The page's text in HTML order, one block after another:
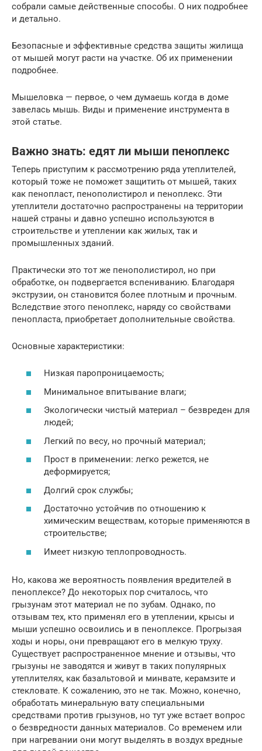
собрали самые действенные способы. О них подробнее
и детально.
Безопасные и эффективные средства защиты жилища
от мышей могут расти на участке. Об их применении
подробнее.
Мышеловка — первое, о чем думаешь когда в доме
завелась мышь. Виды и применение инструмента в
этой статье.
Важно знать: едят ли мыши пеноплекс
Теперь приступим к рассмотрению ряда утеплителей,
который тоже не поможет защитить от мышей, таких
как пенопласт, пенополистирол и пеноплекс. Эти
утеплители достаточно распространены на территории
нашей страны и давно успешно используются в
строительстве и утеплении как жилых, так и
промышленных зданий.
Практически это тот же пенополистирол, но при
обработке, он подвергается вспениванию. Благодаря
экструзии, он становится более плотным и прочным.
Вследствие этого пеноплекс, наряду со свойствами
пенопласта, приобретает дополнительные свойства.
Основные характеристики:
Низкая паропроницаемость;
Минимальное впитывание влаги;
Экологически чистый материал – безвреден для
людей;
Легкий по весу, но прочный материал;
Прост в применении: легко режется, не
деформируется;
Долгий срок службы;
Достаточно устойчив по отношению к
химическим веществам, которые применяются в
строительстве;
Имеет низкую теплопроводность.
Но, какова же вероятность появления вредителей в
пеноплексе? До некоторых пор считалось, что
грызунам этот материал не по зубам. Однако, по
отзывам тех, кто применял его в утеплении, крысы и
мыши успешно освоились и в пеноплексе. Прогрызая
ходы и норы, они превращают его в мелкую труху.
Существует распространенное мнение и отзывы, что
грызуны не заводятся и живут в таких популярных
утеплителях, как базальтовой и минвате, керамзите и
стекловате. К сожалению, это не так. Можно, конечно,
обработать минеральную вату специальными
средствами против грызунов, но тут уже встает вопрос
о безвредности данных материалов. Со временем или
при нагревании они могут выделять в воздух вредные